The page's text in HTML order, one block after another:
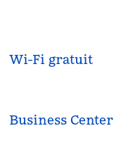
Wi-Fi gratuit
Business Center